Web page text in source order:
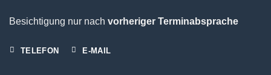
Besichtigung nur nach vorheriger Terminabsprache
TELEFON E-MAIL